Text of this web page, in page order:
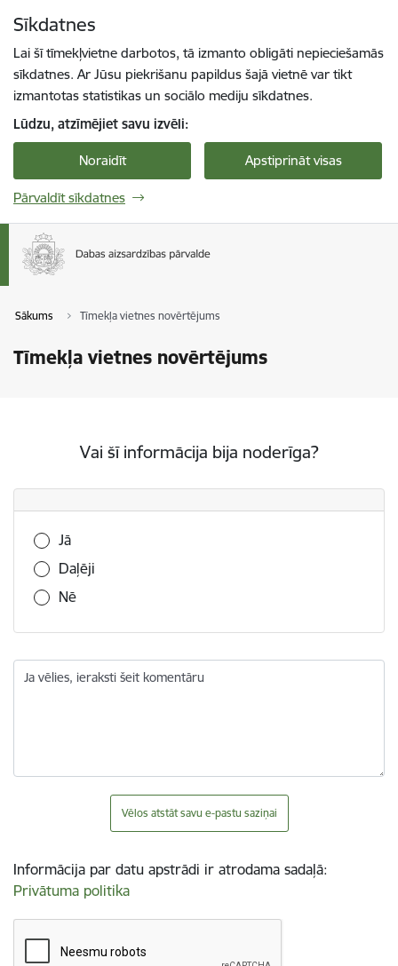
Sīkdatnes
Lai šī tīmekļvietne darbotos, tā izmanto obligāti nepieciešamās
sīkdatnes. Ar Jūsu piekrišanu papildus šajā vietnē var tikt
izmantotas statistikas un sociālo mediju sīkdatnes.
Lūdzu, atzīmējiet savu izvēli:
Noraidīt Apstiprināt visas
Pārvaldīt sīkdatnes
Sākums Tīmekļa vietnes novērtējums
Tīmekļa vietnes novērtējums
Vai šī informācija bija noderīga?
Vai šī informācija bija noderīga?
Jā
Daļēji
Nē
Ja vēlies, ieraksti šeit komentāru
Vēlos atstāt savu e-pastu saziņai
Informācija par datu apstrādi ir atrodama sadaļā:
Privātuma politika